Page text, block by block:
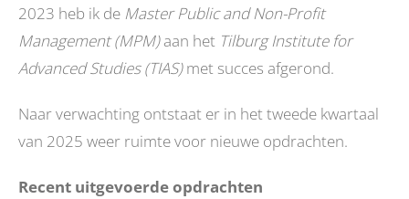
2023 heb ik de Master Public and Non-Profit
Management (MPM)aan het Tilburg Institute for
Advanced Studies (TIAS)met succes afgerond.
Naar verwachting ontstaat er in het tweede kwartaal
van 2025 weer ruimte voor nieuwe opdrachten.
Recent uitgevoerde opdrachten